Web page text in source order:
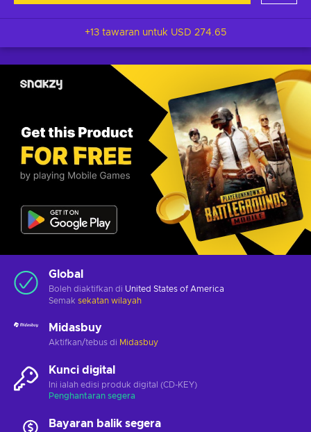
+13 tawaran untuk USD 274.65
Global
Boleh diaktifkan di United States of America
Semak sekatan wilayah
Midasbuy
Aktifkan/tebus di Midasbuy
Kunci digital
Ini ialah edisi produk digital (CD-KEY)
Penghantaran segera
Bayaran balik segera